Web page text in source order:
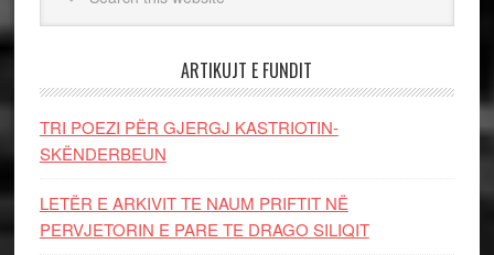
ARTIKUJT E FUNDIT
TRI POEZI PËR GJERGJ KASTRIOTIN-
SKËNDERBEUN
LETËR E ARKIVIT TE NAUM PRIFTIT NË
PERVJETORIN E PARE TE DRAGO SILIQIT